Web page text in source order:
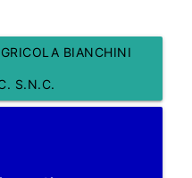
BIANCHINI
S.N.C.